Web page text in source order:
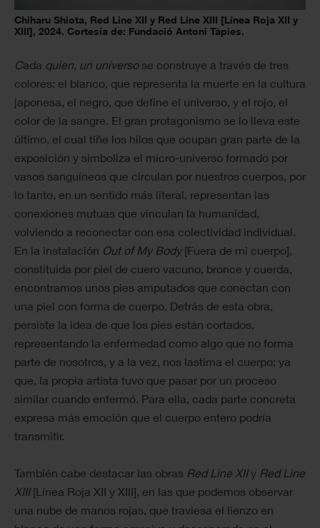
Chiharu Shiota, Red Line XII y Red Line XIII [Línea Roja XII y
XIII], 2024. Cortesía de: Fundació Antoni Tàpies.
Cada quien, un universo se construye a través de tres
colores: el blanco, que representa la muerte en la cultura
japonesa, el negro, que define el universo, y el rojo, el
color de la sangre. El gran protagonismo se lo lleva este
último, el cual tiñe los hilos que ocupan gran parte de la
exposición y simboliza el micro-universo formado por
vasos sanguíneos que circulan por nuestros cuerpos, por
lo tanto, en un sentido más literal, representan las
conexiones mutuas que vinculan la humanidad,
volviendo a reconectar con esa colectividad individual.
En la instalación Out of My Body [Fuera de mi cuerpo],
constituida por piel de cuero vacuno, bronce y cuerda,
encontramos unos pies amputados que conectan con
una piel con forma de cuerpo. Detrás de esta obra,
persiste la idea de que los pies están cortados,
representando la enfermedad como algo que no forma
parte de nosotros, y a la vez, nos lastima el cuerpo; ya
que, la propia artista tuvo que pasar por un proceso
similar cuando enfermó. Para ella, cada parte concreta
expresa más emoción que el cuerpo entero podría
transmitir.
También cabe destacar las obras Red Line XIIy Red Line
XIII [Línea Roja XII y XIII], en las que podemos observar
una nube de manos rojas, que traviesa el lienzo en